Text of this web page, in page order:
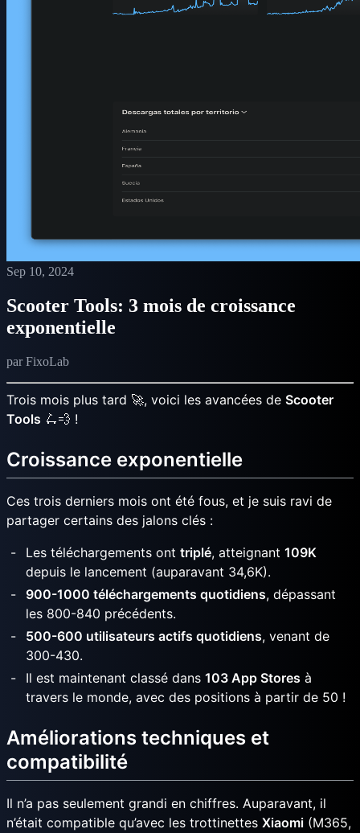
Sep 10, 2024
Scooter Tools: 3 mois de croissance
exponentielle
par FixoLab
Trois mois plus tard 🚀, voici les avancées de Scooter
Tools 🛴💨 !
Croissance exponentielle
Ces trois derniers mois ont été fous, et je suis ravi de
partager certains des jalons clés :
Les téléchargements ont triplé, atteignant 109K
depuis le lancement (auparavant 34,6K).
900-1000 téléchargements quotidiens, dépassant
les 800-840 précédents.
500-600 utilisateurs actifs quotidiens, venant de
300-430.
Il est maintenant classé dans 103 App Stores à
travers le monde, avec des positions à partir de 50 !
Améliorations techniques et
compatibilité
Il n’a pas seulement grandi en chiffres. Auparavant, il
n’était compatible qu’avec les trottinettes Xiaomi (M365,